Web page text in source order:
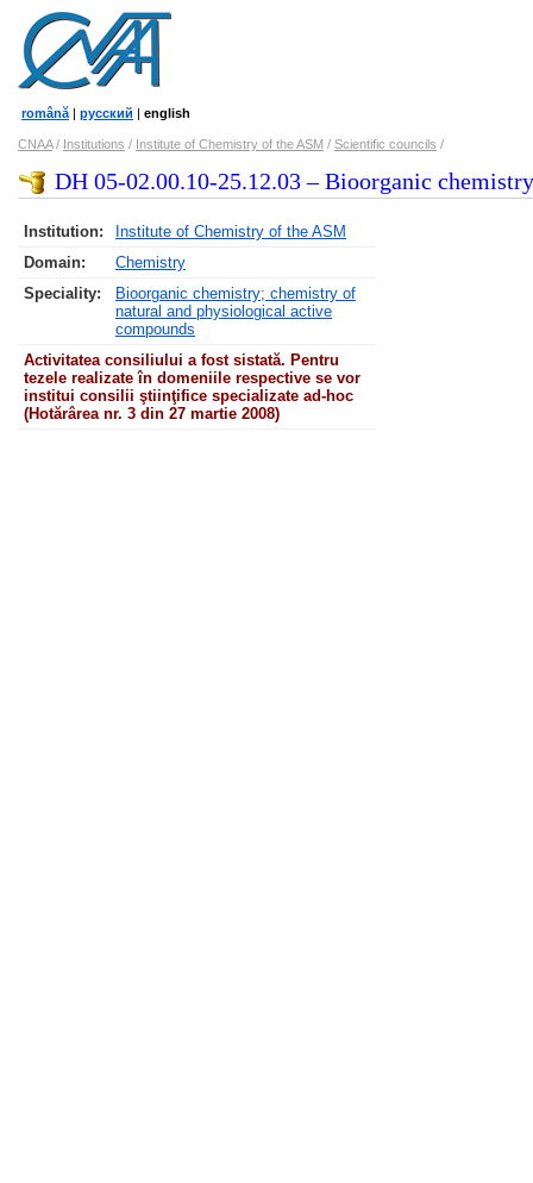
română | русский | english
CNAA/ Institutions / Institute of Chemistry of the ASM / Scientific councils /
DH 05-02.00.10-25.12.03 – Bioorganic
Institution:
Institute of Chemistry of the ASM
Domain:
Chemistry
Speciality:
Bioorganic chemistry; chemistry of
natural and physiological active
compounds
Activitatea consiliului a fost sistată. Pentru
tezele realizate în domeniile respective se vor
institui consilii ştiinţifice specializate ad-hoc
(Hotărârea nr. 3 din 27 martie 2008)